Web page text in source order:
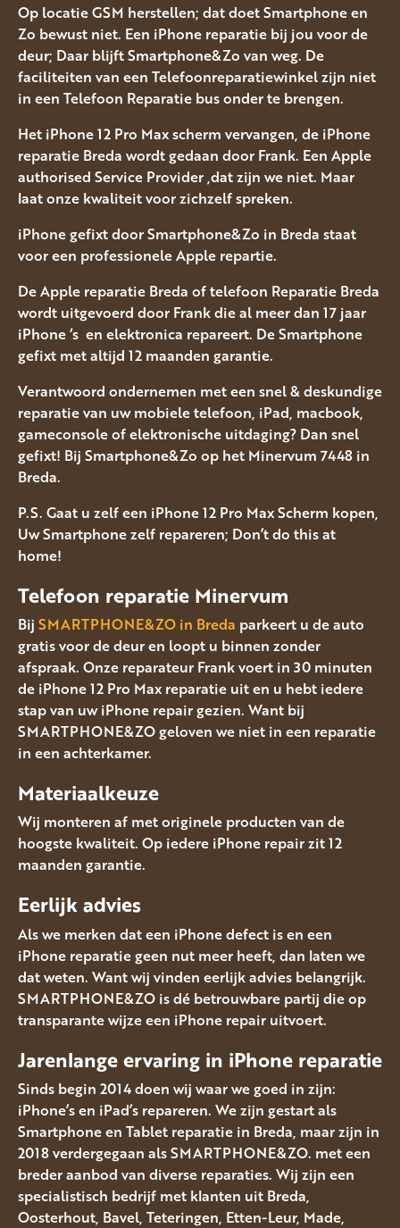
Op locatie GSM herstellen; dat doet Smartphone en
Zo bewust niet. Een iPhone reparatie bij jou voor de
deur; Daar blijft Smartphone&Zo van weg. De
faciliteiten van een Telefoonreparatiewinkel zijn niet
in een Telefoon Reparatie bus onder te brengen.
Het iPhone 12 Pro Max scherm vervangen, de iPhone
reparatie Breda wordt gedaan door Frank. Een Apple
authorised Service Provider ,dat zijn we niet. Maar
laat onze kwaliteit voor zichzelf spreken.
iPhone gefixt door Smartphone&Zo in Breda staat
voor een professionele Apple repartie.
De Apple reparatie Breda of telefoon Reparatie Breda
wordt uitgevoerd door Frank die al meer dan 17 jaar
iPhone ‘s en elektronica repareert. De Smartphone
gefixt met altijd 12 maanden garantie.
Verantwoord ondernemen met een snel & deskundige
reparatie van uw mobiele telefoon, iPad, macbook,
gameconsole of elektronische uitdaging? Dan snel
gefixt! Bij Smartphone&Zo op het Minervum 7448 in
Breda.
P.S. Gaat u zelf een iPhone 12 Pro Max Scherm kopen,
Uw Smartphone zelf repareren; Don’t do this at
home!
Telefoon reparatie Minervum
Bij SMARTPHONE&ZO in Breda parkeert u de auto
gratis voor de deur en loopt u binnen zonder
afspraak. Onze reparateur Frank voert in 30 minuten
de iPhone 12 Pro Max reparatie uit en u hebt iedere
stap van uw iPhone repair gezien. Want bij
SMARTPHONE&ZO geloven we niet in een reparatie
in een achterkamer.
Materiaalkeuze
Wij monteren af met originele producten van de
hoogste kwaliteit. Op iedere iPhone repair zit 12
maanden garantie.
Eerlijk advies
Als we merken dat een iPhone defect is en een
iPhone reparatie geen nut meer heeft, dan laten we
dat weten. Want wij vinden eerlijk advies belangrijk.
SMARTPHONE&ZO is dé betrouwbare partij die op
transparante wijze een iPhone repair uitvoert.
Jarenlange ervaring in iPhone reparatie
Sinds begin 2014 doen wij waar we goed in zijn:
iPhone’s en iPad’s repareren. We zijn gestart als
Smartphone en Tablet reparatie in Breda, maar zijn in
2018 verdergegaan als SMARTPHONE&ZO. met een
breder aanbod van diverse reparaties. Wij zijn een
specialistisch bedrijf met klanten uit Breda,
Oosterhout, Bavel, Teteringen, Etten-Leur, Made,